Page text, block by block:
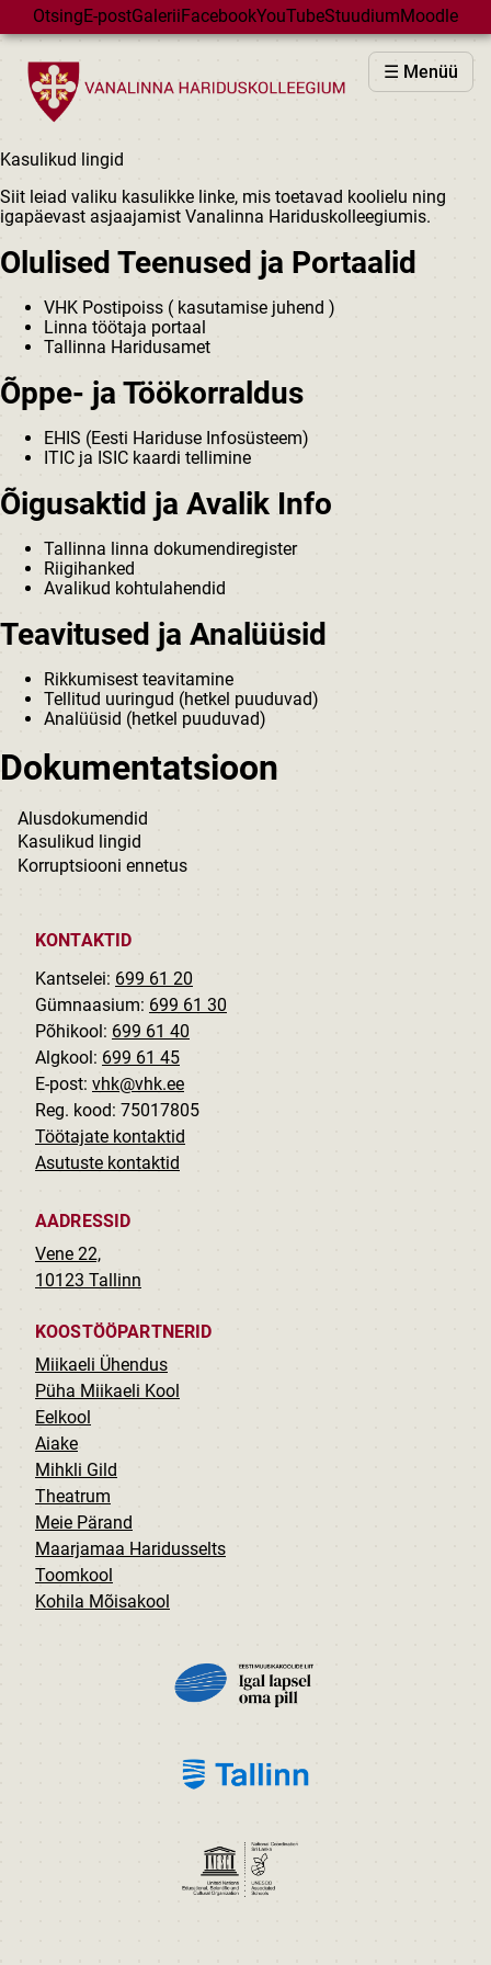
Skip to main content
OtsingE-postGaleriiFacebookYouTubeStuudiumMoodle
☰ Menüü
VHK
VASTUVÕTT
GÜMNAASIUM
MAJAD
SÜNDMUSED
KALENDER
Kasulikud lingid
Siit leiad valiku kasulikke linke, mis toetavad koolielu ning
igapäevast asjaajamist Vanalinna Hariduskolleegiumis.
Olulised Teenused ja Portaalid
VHK Postipoiss ( kasutamise juhend )
Linna töötaja portaal
Tallinna Haridusamet
Õppe- ja Töökorraldus
EHIS (Eesti Hariduse Infosüsteem)
ITIC ja ISIC kaardi tellimine
Õigusaktid ja Avalik Info
Tallinna linna dokumendiregister
Riigihanked
Avalikud kohtulahendid
Teavitused ja Analüüsid
Rikkumisest teavitamine
Tellitud uuringud (hetkel puuduvad)
Analüüsid (hetkel puuduvad)
Dokumentatsioon
Alusdokumendid
Kasulikud lingid
Korruptsiooni ennetus
KONTAKTID
Kantselei: 699 61 20
Gümnaasium: 699 61 30
Põhikool: 699 61 40
Algkool: 699 61 45
E-post: vhk@vhk.ee
Reg. kood: 75017805
Töötajate kontaktid
Asutuste kontaktid
AADRESSID
Vene 22,
10123 Tallinn
KOOSTÖÖPARTNERID
Miikaeli Ühendus
Püha Miikaeli Kool
Eelkool
Aiake
Mihkli Gild
Theatrum
Meie Pärand
Maarjamaa Haridusselts
Toomkool
Kohila Mõisakool
PILT
PILT
PILT